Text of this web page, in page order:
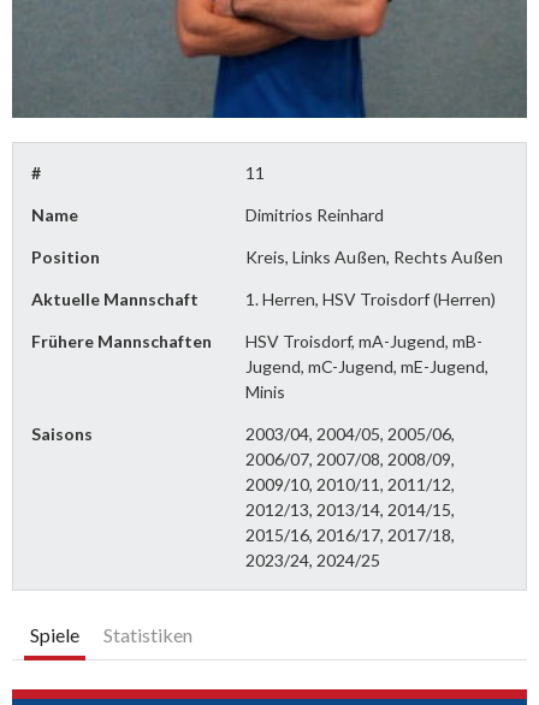
# 11
Name Dimitrios Reinhard
Position Kreis, Links Außen, Rechts Außen
Aktuelle Mannschaft 1. Herren, HSV Troisdorf (Herren)
Frühere Mannschaften
HSV Troisdorf, mA-Jugend, mB-
Jugend, mC-Jugend, mE-Jugend,
Minis
Saisons
2003/04, 2004/05, 2005/06,
2006/07, 2007/08, 2008/09,
2009/10, 2010/11, 2011/12,
2012/13, 2013/14, 2014/15,
2015/16, 2016/17, 2017/18,
2023/24, 2024/25
Spiele Statistiken